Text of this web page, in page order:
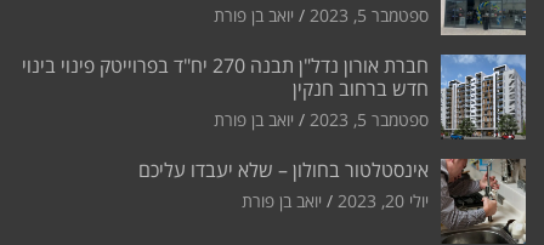
ספטמבר 5, 2023 יואב בן פורת
חברת אורון נדל"ן תבנה 270 יח"ד בפרוייטק פינוי בינוי
חדש ברחוב חנקין
ספטמבר 5, 2023 יואב בן פורת
אינסטלטור בחולון – שלא יעבדו עליכם
יולי 20, 2023 יואב בן פורת